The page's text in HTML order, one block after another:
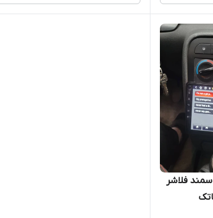
مانیتور 11 اینچ اندروید 14 سمند فلاشر